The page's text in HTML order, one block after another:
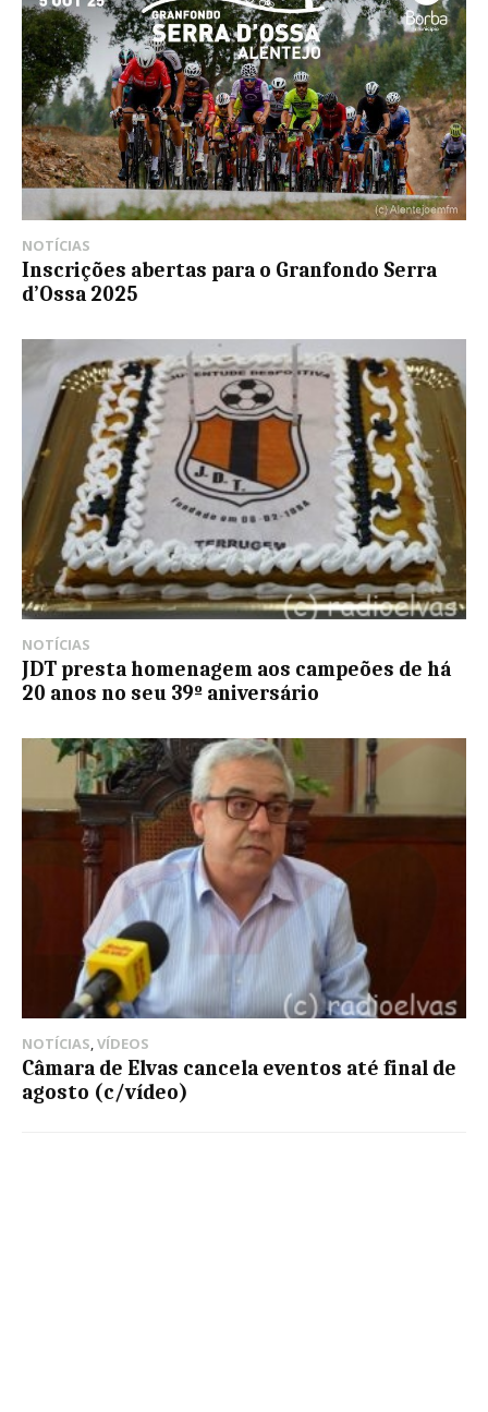
NOTÍCIAS
Inscrições abertas para o Granfondo Serra
d’Ossa 2025
NOTÍCIAS
JDT presta homenagem aos campeões de há
20 anos no seu 39º aniversário
NOTÍCIAS,VÍDEOS
Câmara de Elvas cancela eventos até final de
agosto (c/vídeo)